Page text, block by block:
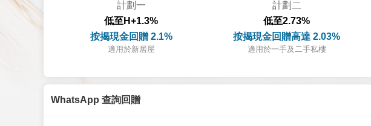
計劃一
低至H+1.3%
按揭現金回贈 2.1%
適用於新居屋
計劃二
低至2.73%
按揭現金回贈高達 2.03%
適用於一手及二手私樓
WhatsApp 查詢回贈